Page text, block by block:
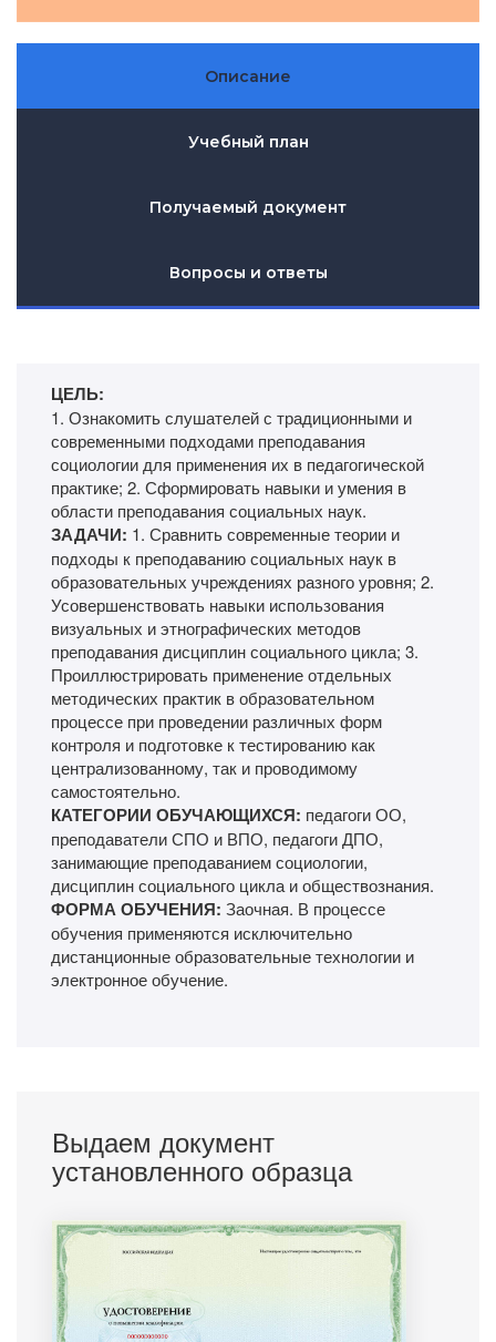
Описание
Учебный план
Получаемый документ
Вопросы и ответы
ЦЕЛЬ:
1. Ознакомить слушателей с традиционными и
современными подходами преподавания
социологии для применения их в педагогической
практике; 2. Сформировать навыки и умения в
области преподавания социальных наук.
ЗАДАЧИ: 1. Сравнить современные теории и
подходы к преподаванию социальных наук в
образовательных учреждениях разного уровня; 2.
Усовершенствовать навыки использования
визуальных и этнографических методов
преподавания дисциплин социального цикла; 3.
Проиллюстрировать применение отдельных
методических практик в образовательном
процессе при проведении различных форм
контроля и подготовке к тестированию как
централизованному, так и проводимому
самостоятельно.
КАТЕГОРИИ ОБУЧАЮЩИХСЯ: педагоги ОО,
преподаватели СПО и ВПО, педагоги ДПО,
занимающие преподаванием социологии,
дисциплин социального цикла и обществознания.
ФОРМА ОБУЧЕНИЯ: Заочная. В процессе
обучения применяются исключительно
дистанционные образовательные технологии и
электронное обучение.
Выдаем документ
установленного образца